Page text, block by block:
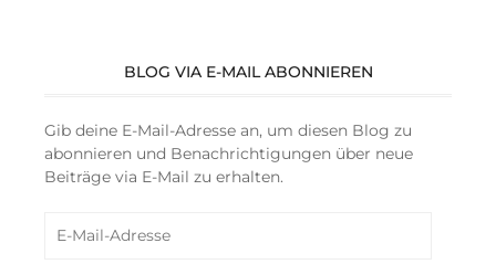
BLOG VIA E-MAIL ABONNIEREN
Gib deine E-Mail-Adresse an, um diesen Blog zu
abonnieren und Benachrichtigungen über neue
Beiträge via E-Mail zu erhalten.
Mail-